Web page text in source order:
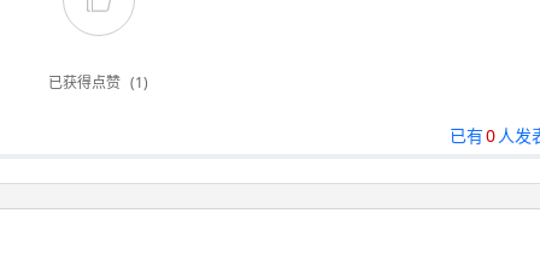
已获得点赞 (1)
已有0人发